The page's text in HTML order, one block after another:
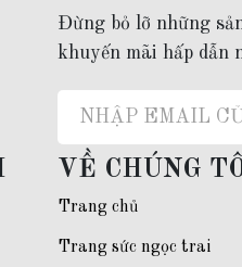
Đừng bỏ lỡ những
khuyến mãi hấp dẫn
VỀ CHÚNG
Trang chủ
Trang sức ngọc trai